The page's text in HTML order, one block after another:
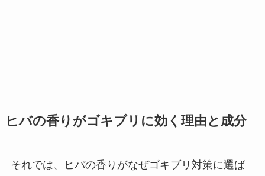
ヒバの香りがゴキブリに効く理由と成分
それでは、ヒバの香りがなぜゴキブリ対策に選ば